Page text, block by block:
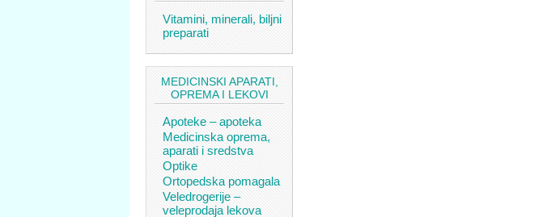
Vitamini, minerali, biljni
preparati
MEDICINSKI APARATI,
OPREMA I LEKOVI
Apoteke – apoteka
Medicinska oprema,
aparati i sredstva
Optike
Ortopedska pomagala
Veledrogerije –
veleprodaja lekova